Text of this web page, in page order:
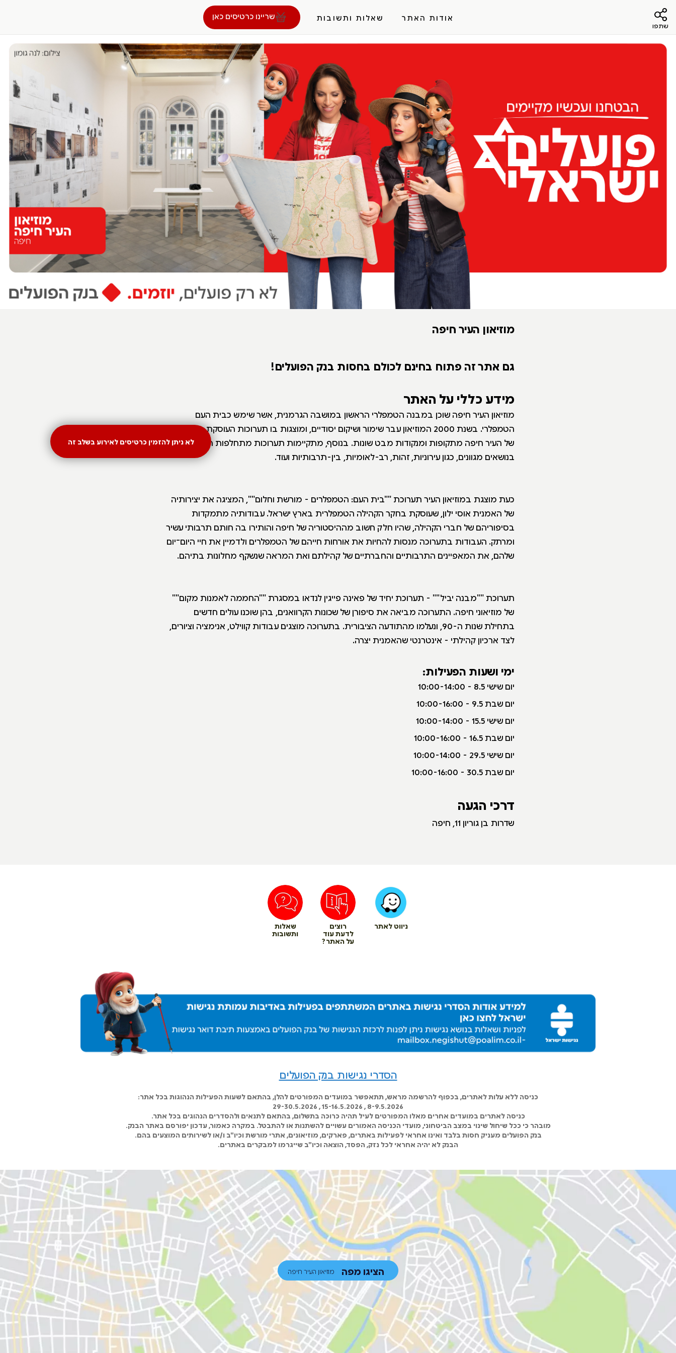
שתפו
אודות האתר שאלות ותשובות שריינו כרטיסים כאן
התנתק
מוזיאון העיר חיפה
גם אתר זה פתוח בחינם לכולם בחסות בנק הפועלים!
מידע כללי על האתר
מוזיאון העיר חיפה שוכן במבנה הטמפלרי הראשון במושבה הגרמנית, אשר שימש כבית העם
הטמפלרי. בשנת 2000 המוזיאון עבר שימור ושיקום יסודיים, ומוצגות בו תערוכות העוסקת בהיסטוריה
של העיר חיפה מתקופות ומנקודות מבט שונות. בנוסף, מתקיימות תערוכות מתחלפות העוסקות
בנושאים מגוונים, כגון עירוניות, זהות, רב-לאומיות, בין-תרבותיות ועוד.
כעת מוצגת במוזיאון העיר תערוכת ""בית העם: הטמפלרים - מורשת וחלום"", המציגה את יצירותיה
של האמנית אוסי ילון, שעוסקת בחקר הקהילה הטמפלרית בארץ ישראל. עבודותיה מתמקדות
בסיפוריהם של חברי הקהילה, שהיו חלק חשוב מההיסטוריה של חיפה והותירו בה חותם תרבותי עשיר
ומרתק. העבודות בתערוכה מנסות להחיות את אורחות חייהם של הטמפלרים ולדמיין את חיי היום־יום
שלהם, את המאפיינים התרבותיים והחברתיים של קהילתם ואת המראה שנשקף מחלונות בתיהם.
תערוכת ""מבנה יביל"" - תערוכת יחיד של פאינה פייגין לנדאו במסגרת ""החממה לאמנות מקום""
של מוזיאוני חיפה. התערוכה מביאה את סיפורן של שכונות הקרוואנים, בהן שוכנו עולים חדשים
בתחילת שנות ה-90, ונעלמו מהתודעה הציבורית. בתערוכה מוצגים עבודות קווילט, אנימציה וציורים,
לצד ארכיון קהילתי - אינטרנטי שהאמנית יצרה.
ימי ושעות הפעילות:
יום שישי 8.5 - 10:00-14:00
יום שבת 9.5 - 10:00-16:00
יום שישי 15.5 - 10:00-14:00
יום שבת 16.5 - 10:00-16:00
יום שישי 29.5 - 10:00-14:00
יום שבת 30.5 - 10:00-16:00
דרכי הגעה
שדרות בן גוריון 11, חיפה
ניווט לאתר רוצים
לדעת עוד
על האתר?
שאלות
ותשובות
הסדרי נגישות בנק הפועלים
כניסה ללא עלות לאתרים, בכפוף להרשמה מראש, תתאפשר במועדים המפורטים להלן, בהתאם לשעות הפעילות הנהוגות בכל אתר:
8-9.5.2026 , 15-16.5.2026 , 29-30.5.2026
כניסה לאתרים במועדים אחרים מאלו המפורטים לעיל תהיה כרוכה בתשלום, בהתאם לתנאים ולהסדרים הנהוגים בכל אתר.
מובהר כי ככל שיחול שינוי במצב הביטחוני, מועדי הכניסה האמורים עשויים להשתנות או להתבטל. במקרה כאמור, עדכון יפורסם באתר הבנק.
בנק הפועלים מעניק חסות בלבד ואינו אחראי לפעילות באתרים, פארקים, מוזיאונים, אתרי מורשת וכיו"ב ו/או לשירותים המוצעים בהם.
הבנק לא יהיה אחראי לכל נזק, הפסד, הוצאה וכיו"ב שייגרמו למבקרים באתרים.
הציגו מפה מוזיאון העיר חיפה
לא ניתן להזמין כרטיסים לאירוע בשלב זה